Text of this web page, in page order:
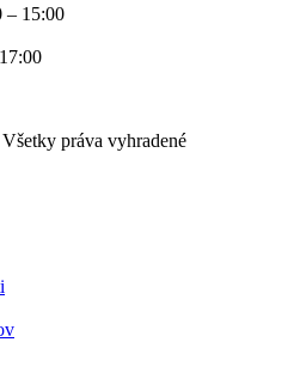
– 15:00
práva vyhradené